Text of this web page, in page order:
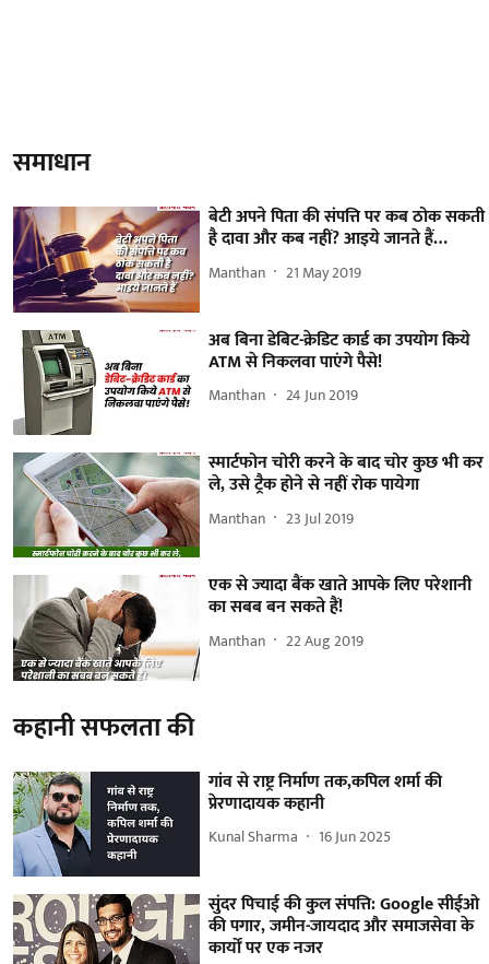
समाधान
बेटी अपने पिता की संपत्ति पर कब ठोक सकती
है दावा और कब नहीं? आइये जानते हैं…
Manthan 21 May 2019
अब बिना डेबिट-क्रेडिट कार्ड का उपयोग किये
ATM से निकलवा पाएंगे पैसे!
Manthan 24 Jun 2019
स्मार्टफोन चोरी करने के बाद चोर कुछ भी कर
ले, उसे ट्रैक होने से नहीं रोक पायेगा
Manthan 23 Jul 2019
एक से ज्यादा बैंक खाते आपके लिए परेशानी
का सबब बन सकते हैं!
Manthan 22 Aug 2019
कहानी सफलता की
गांव से राष्ट्र निर्माण तक,कपिल शर्मा की
प्रेरणादायक कहानी
Kunal Sharma 16 Jun 2025
सुंदर पिचाई की कुल संपत्ति: Google सीईओ
की पगार, जमीन-जायदाद और समाजसेवा के
कार्यों पर एक नजर